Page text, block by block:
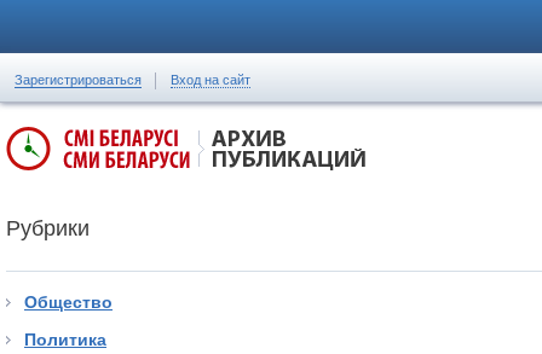
Зарегистрироваться Вход на сайт
Рубрики
Общество
Политика